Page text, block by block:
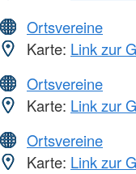
Ortsvereine
Karte: Link zur
Ortsvereine
Karte: Link zur
Ortsvereine
Karte: Link zur